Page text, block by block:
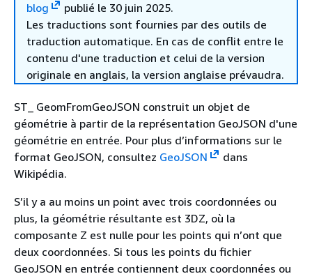
blog
publié le 30 juin 2025.
Les traductions sont fournies par des outils de
traduction automatique. En cas de conflit entre le
contenu d'une traduction et celui de la version
originale en anglais, la version anglaise prévaudra.
ST_ GeomFromGeoJSON construit un objet de
géométrie à partir de la représentation GeoJSON d'une
géométrie en entrée. Pour plus d’informations sur le
format GeoJSON, consultez GeoJSON
dans
Wikipédia.
S’il y a au moins un point avec trois coordonnées ou
plus, la géométrie résultante est 3DZ, où la
composante Z est nulle pour les points qui n’ont que
deux coordonnées. Si tous les points du fichier
GeoJSON en entrée contiennent deux coordonnées ou